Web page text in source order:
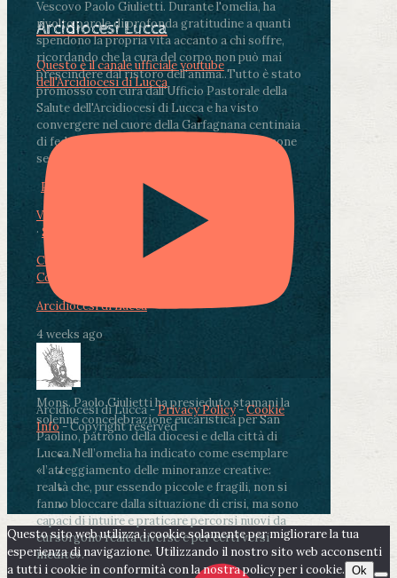
Vescovo Paolo Giulietti. Durante l'omelia, ha
rivolto parole di profonda gratitudine a quanti
spendono la propria vita accanto a chi soffre,
ricordando che la cura del corpo non può mai
prescindere dal ristoro dell'anima..Tutto è stato
promosso con cura dall'Ufficio Pastorale della
Salute dell'Arcidiocesi di Lucca e ha visto
convergere nel cuore della Garfagnana centinaia
di fedeli, operatori sanitari, volontari e persone
segnate dalla malattia.
Photo
View on Facebook
· Share
Condividi su Facebook
Condividi su LinkedIn
Arcidiocesi di Lucca
4 weeks ago
Mons. Paolo Giulietti ha presieduto stamani la
solenne concelebrazione eucaristica per San
Paolino, patrono della diocesi e della città di
Lucca.Nell’omelia ha indicato come esemplare
«l’atteggiamento delle minoranze creative:
realtà che, pur essendo piccole e fragili, non si
fanno bloccare dalla situazione di crisi, ma sono
capaci di intuire e praticare percorsi nuovi da
cui sorgono realtà diverse e per certi versi
inedite».
Arcidiocesi Lucca
Questo è il canale ufficiale youtube
dell'Arcidiocesi di Lucca
Arcidiocesi di Lucca -Privacy Policy-Cookie
Info- Copyright reserved
Questo sito web utilizza i cookie solamente per migliorare la tua
esperienza di navigazione. Utilizzando il nostro sito web acconsenti
a tutti i cookie in conformità con la nostra policy per i cookie. Ok